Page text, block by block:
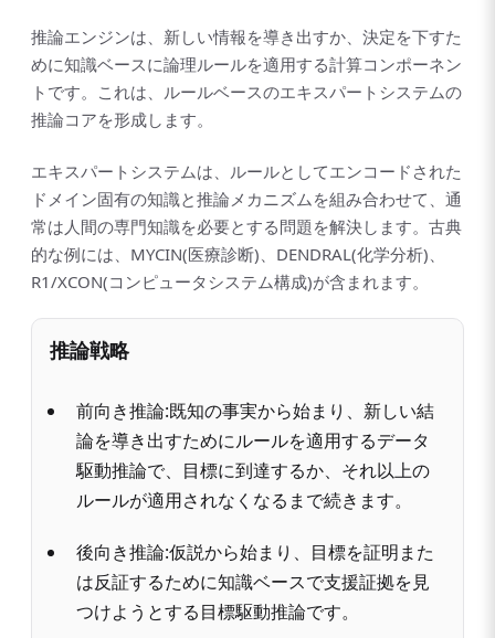
推論エンジンは、新しい情報を導き出すか、決定を下すた
めに知識ベースに論理ルールを適用する計算コンポーネン
トです。これは、ルールベースのエキスパートシステムの
推論コアを形成します。
エキスパートシステムは、ルールとしてエンコードされた
ドメイン固有の知識と推論メカニズムを組み合わせて、通
常は人間の専門知識を必要とする問題を解決します。古典
的な例には、MYCIN(医療診断)、DENDRAL(化学分析)、
R1/XCON(コンピュータシステム構成)が含まれます。
推論戦略
前向き推論:既知の事実から始まり、新しい結
論を導き出すためにルールを適用するデータ
駆動推論で、目標に到達するか、それ以上の
ルールが適用されなくなるまで続きます。
後向き推論:仮説から始まり、目標を証明また
は反証するために知識ベースで支援証拠を見
つけようとする目標駆動推論です。